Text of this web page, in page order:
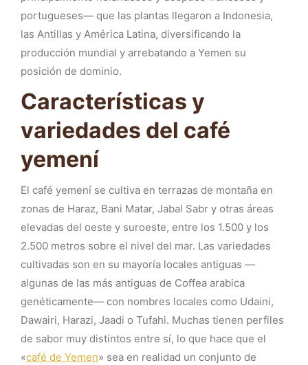
portugueses— que las plantas llegaron a Indonesia,
las Antillas y América Latina, diversificando la
producción mundial y arrebatando a Yemen su
posición de dominio.
Características y
variedades del café
yemení
El café yemení se cultiva en terrazas de montaña en
zonas de Haraz, Bani Matar, Jabal Sabr y otras áreas
elevadas del oeste y suroeste, entre los 1.500 y los
2.500 metros sobre el nivel del mar. Las variedades
cultivadas son en su mayoría locales antiguas —
algunas de las más antiguas de Coffea arabica
genéticamente— con nombres locales como Udaini,
Dawairi, Harazi, Jaadi o Tufahi. Muchas tienen perfiles
de sabor muy distintos entre sí, lo que hace que el
«café de Yemen» sea en realidad un conjunto de